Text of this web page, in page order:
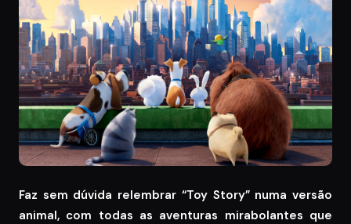
Faz sem dúvida relembrar “Toy Story” numa versão
animal, com todas as aventuras mirabolantes que